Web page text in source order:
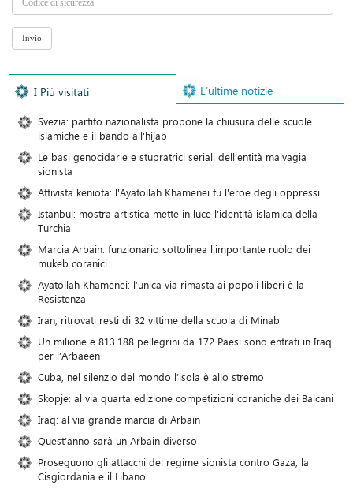
I Più visitati L’ultime notizie
Svezia: partito nazionalista propone la chiusura delle scuole
islamiche e il bando all'hijab
Le basi genocidarie e stupratrici seriali dell’entità malvagia
sionista
Attivista keniota: l'Ayatollah Khamenei fu l'eroe degli oppressi
Istanbul: mostra artistica mette in luce l'identità islamica della
Turchia
Marcia Arbain: funzionario sottolinea l'importante ruolo dei
mukeb coranici
Ayatollah Khamenei: l’unica via rimasta ai popoli liberi è la
Resistenza
Iran, ritrovati resti di 32 vittime della scuola di Minab
Un milione e 813.188 pellegrini da 172 Paesi sono entrati in Iraq
per l’Arbaeen
Cuba, nel silenzio del mondo l’isola è allo stremo
Skopje: al via quarta edizione competizioni coraniche dei Balcani
Iraq: al via grande marcia di Arbain
Quest’anno sarà un Arbain diverso
Proseguono gli attacchi del regime sionista contro Gaza, la
Cisgiordania e il Libano